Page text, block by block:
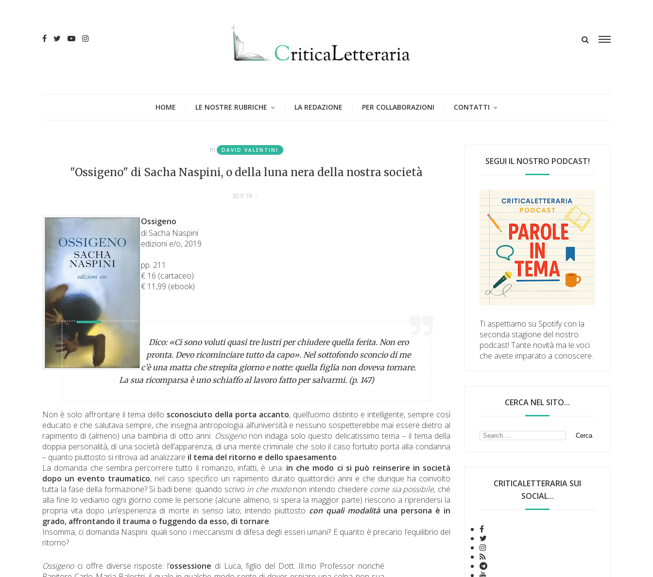
HOME LE NOSTRE RUBRICHE LA REDAZIONE PER COLLABORAZIONI CONTATTI
in DAVID VALENTINI
"Ossigeno" di Sacha Naspini, o della luna nera della nostra società
30.9.19 -
Ossigeno
di Sacha Naspini
edizioni e/o, 2019
pp. 211
€ 16 (cartaceo)
€ 11,99 (ebook)
Dico: «Ci sono voluti quasi tre lustri per chiudere quella ferita. Non ero
pronta. Devo ricominciare tutto da capo». Nel sottofondo sconcio di me
c’è una matta che strepita giorno e notte: quella figlia non doveva tornare.
La sua ricomparsa è uno schiaffo al lavoro fatto per salvarmi. (p. 147)
Non è solo affrontare il tema dello sconosciuto della porta accanto, quell’uomo distinto e intelligente, sempre così
educato e che salutava sempre, che insegna antropologia all’università e nessuno sospetterebbe mai essere dietro al
rapimento di (almeno) una bambina di otto anni: Ossigenonon indaga solo questo delicatissimo tema – il tema della
doppia personalità, di una società dell’apparenza, di una mente criminale che solo il caso fortuito porta alla condanna
– quanto piuttosto si ritrova ad analizzare il tema del ritorno e dello spaesamento.
La domanda che sembra percorrere tutto il romanzo, infatti, è una: in che modo ci si può reinserire in società
dopo un evento traumatico, nel caso specifico un rapimento durato quattordici anni e che dunque ha coinvolto
tutta la fase della formazione? Si badi bene: quando scrivo in che modonon intendo chiedere come sia possibile, ché
alla fine lo vediamo ogni giorno come le persone (alcune almeno, si spera la maggior parte) riescono a riprendersi la
propria vita dopo un’esperienza di morte in senso lato; intendo piuttosto con quali modalitàuna persona è in
grado, affrontando il trauma o fuggendo da esso, di tornare.
Insomma, ci domanda Naspini: quali sono i meccanismi di difesa degli esseri umani? E quanto è precario l’equilibrio del
ritorno?
Ossigeno ci offre diverse risposte: l’ossessione di Luca, figlio del Dott. Ill.mo Professor nonché
SEGUI IL NOSTRO PODCAST!
Ti aspettiamo su Spotify con la
seconda stagione del nostro
podcast! Tante novità ma le voci
che avete imparato a conoscere.
CERCA NEL SITO...
CRITICALETTERARIA SUI
SOCIAL...